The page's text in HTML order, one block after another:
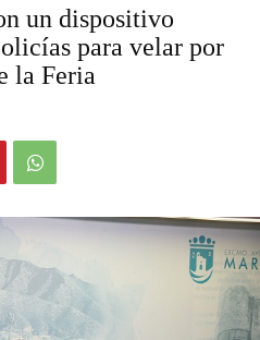
un dispositivo
para velar por
la Feria